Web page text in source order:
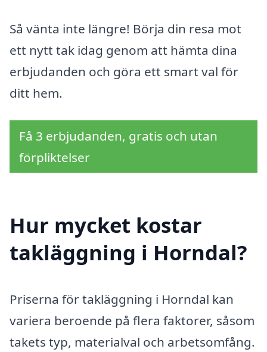
Så vänta inte längre! Börja din resa mot
ett nytt tak idag genom att hämta dina
erbjudanden och göra ett smart val för
ditt hem.
Få 3 erbjudanden, gratis och utan
förpliktelser
Hur mycket kostar
takläggning i Horndal?
Priserna för takläggning i Horndal kan
variera beroende på flera faktorer, såsom
takets typ, materialval och arbetsomfång.